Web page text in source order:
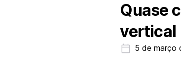
Quase
vertical
5 de março